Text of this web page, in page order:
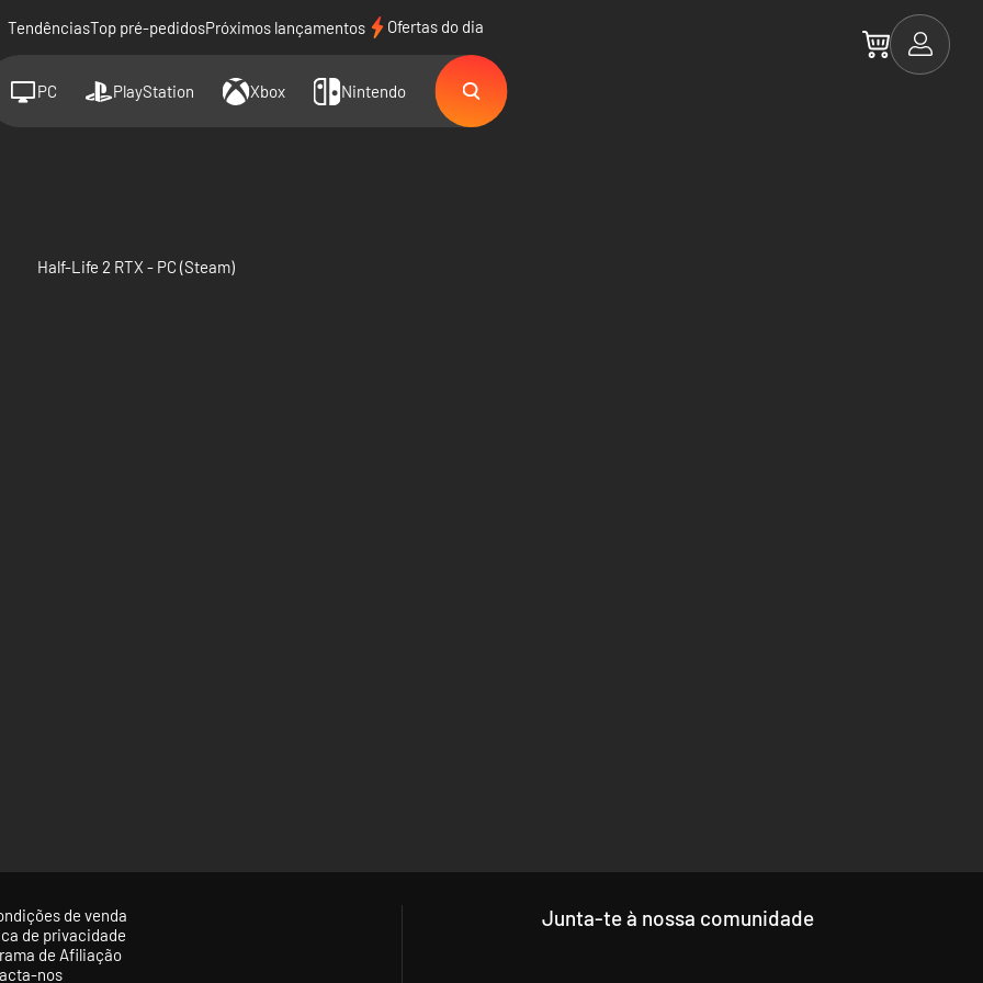
TendênciasTop pré-pedidosPróximos lançamentos Ofertas do dia
PC PlayStation Xbox Nintendo
Half-Life 2 RTX - PC (Steam)
de venda
de privacidade
de Afiliação
nos
Junta-te à nossa comunidade